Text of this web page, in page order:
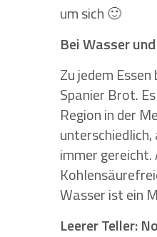
um sich 🙂
Bei Wasser
Zu jedem
Spanier Brot.
Region in der
immer gereicht.
Wasser ist ein
Leerer Teller: No